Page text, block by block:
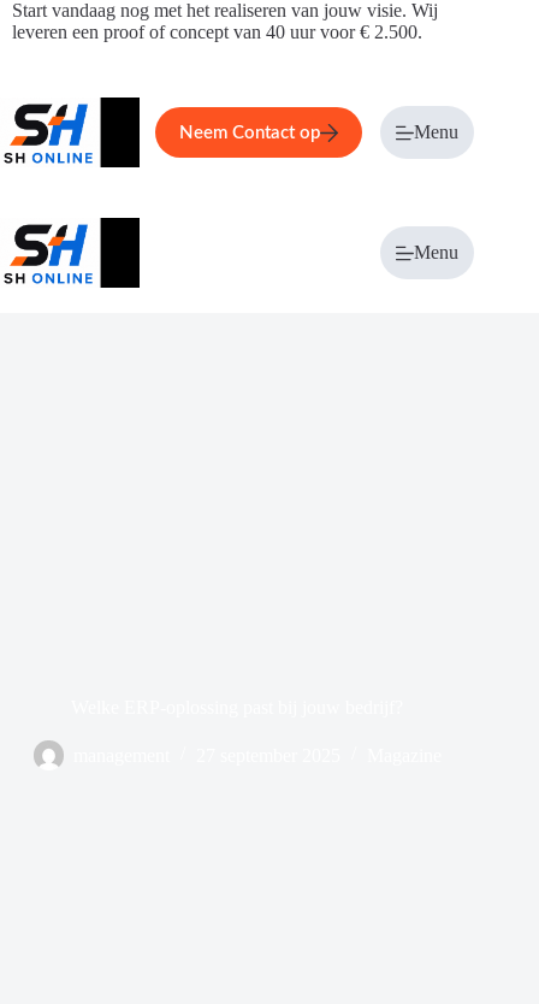
Ga
naar
Start vandaag nog met het realiseren van jouw visie. Wij
leveren een proof of concept van 40 uur voor € 2.500.
Home Service Over ons
Neem Contact op Menu
Menu